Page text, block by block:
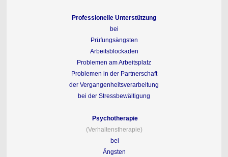
Professionelle Unterstützung
bei
Prüfungsängsten
Arbeitsblockaden
Problemen am Arbeitsplatz
Problemen in der Partnerschaft
der Vergangenheitsverarbeitung
bei der Stressbewältigung
Psychotherapie
(Verhaltenstherapie)
bei
Ängsten